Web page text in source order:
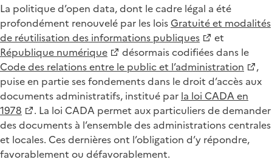
La politique d’open data, dont le cadre légal a été
profondément renouvelé par les loisGratuité et modalités
de réutilisation des informations publiques
et
République numérique
désormais codifiées dans le
Code des relations entre le public et l’administration
,
puise en partie ses fondements dans le droit d’accès aux
documents administratifs, institué par la loi CADA en
1978
. La loi CADA permet aux particuliers de demander
des documents à l’ensemble des administrations centrales
et locales. Ces dernières ont l’obligation d’y répondre,
favorablement ou défavorablement.